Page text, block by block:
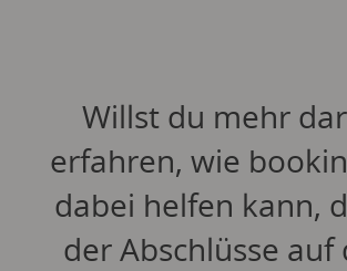
Willst du mehr
erfahren, wie
dabei helfen kann,
der Abschlüsse auf